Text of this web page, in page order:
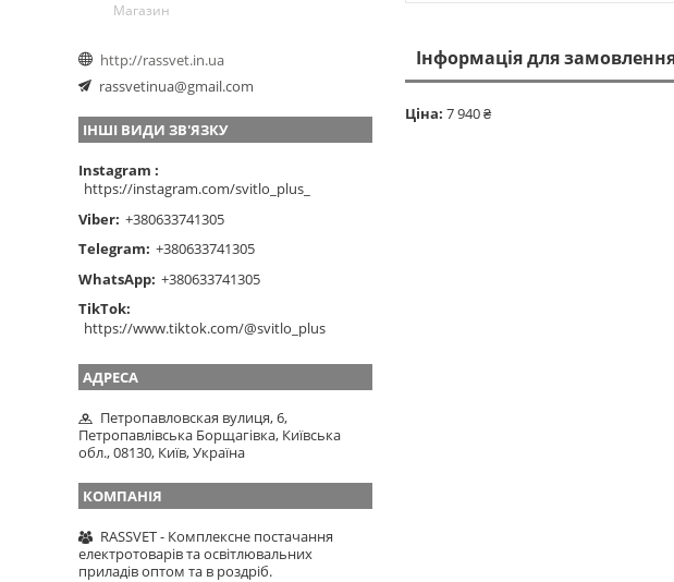
Інформація для
Ціна: 7 940 ₴
Магазин
http://rassvet.in.ua
rassvetinua@gmail.com
ІНШІ ВИДИ ЗВ'ЯЗКУ
Instagram
https://instagram.com/svitlo_plus_
Viber +380633741305
Telegram +380633741305
WhatsApp +380633741305
TikTok
https://www.tiktok.com/@svitlo_plus
Петропавловская вулиця, 6,
Петропавлівська Борщагівка, Київська
обл., 08130, Київ, Україна
RASSVET - Комплексне постачання
електротоварів та освітлювальних
приладів оптом та в роздріб.